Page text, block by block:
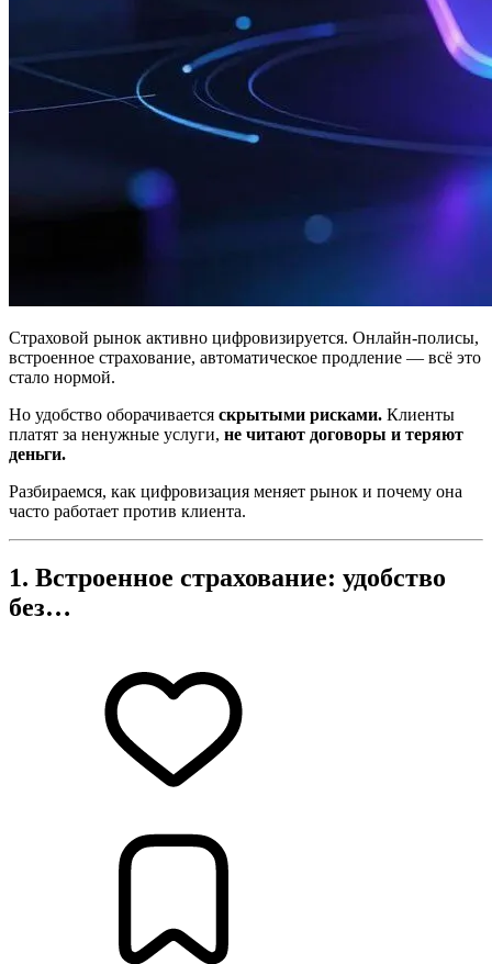
Страховой рынок активно цифровизируется. Онлайн-полисы,
встроенное страхование, автоматическое продление — всё это
стало нормой.
Но удобство оборачивается скрытыми рисками. Клиенты
платят за ненужные услуги, не читают договоры и теряют
деньги.
Разбираемся, как цифровизация меняет рынок и почему она
часто работает против клиента.
1. Встроенное страхование: удобство
без…